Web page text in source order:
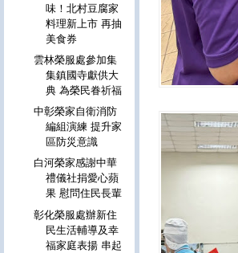
味！北村豆腐家
料理新上市 再抽
美食券
雲林榮服處參加集
集鎮國寺獻供大
典 為榮民眷祈福
中彰榮家自衛消防
編組演練 提升家
區防災意識
白河榮家感謝中華
禮儀社捐愛心蘋
果 慰問住民長輩
彰化榮服處辦新住
民生活輔導及幸
福家庭表揚 串起